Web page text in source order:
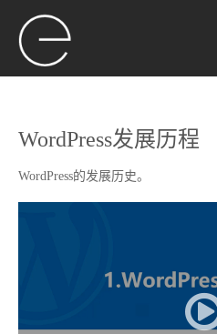
WordPress发展历程
WordPress的发展历史。